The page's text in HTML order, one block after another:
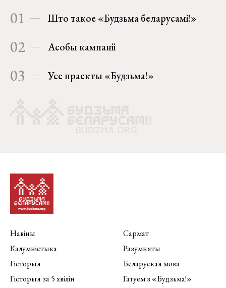
01 Што такое «Будзьма беларусамі!»
02 Асобы кампаніі
03 Усе праекты «Будзьма!»
Навіны
Калумністыка
Гісторыя
Гісторыя за 5 хвілін
Сармат
Разумняты
Беларуская мова
Гатуем з «Будзьма!»